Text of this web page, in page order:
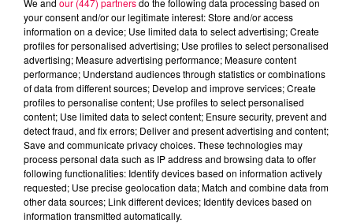
excès de plomb
Du plomb a été détecté dans deux assiettes en
céramique vendues entre 2020 et 2022 par Linvosges.
your consent and/or our legitimate interest: Store and/or access
information on a device; Use limited data to select advertising; Create
profiles for personalised advertising; Use profiles to select personalised
advertising; Measure advertising performance; Measure content
performance; Understand audiences through statistics or combinations
of data from different sources; Develop and improve services; Create
profiles to personalise content; Use profiles to select personalised
content; Use limited data to select content; Ensure security, prevent and
detect fraud, and fix errors; Deliver and present advertising and content;
Save and communicate privacy choices. These technologies may
process personal data such as IP address and browsing data to offer
following functionalities: Identify devices based on information actively
requested; Use precise geolocation data; Match and combine data from
other data sources; Link different devices; Identify devices based on
information transmitted automatically.